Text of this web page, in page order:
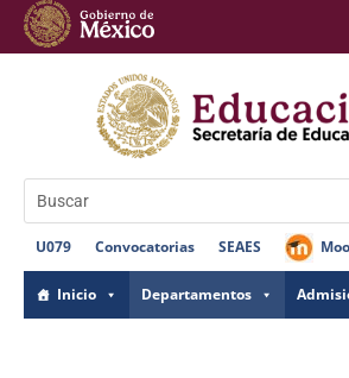
U079 Convocatorias SEAES
Inicio Departamentos